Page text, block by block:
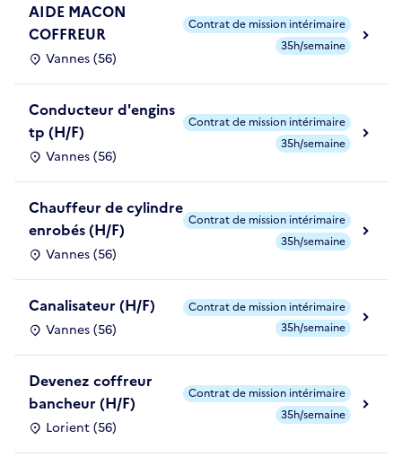
AIDE MACON
COFFREUR
Vannes (56)
Contrat de mission intérimaire
35h/semaine
Conducteur d'engins
tp (H/F)
Vannes (56)
Contrat de mission intérimaire
35h/semaine
Chauffeur de cylindre
enrobés (H/F)
Vannes (56)
Contrat de mission intérimaire
35h/semaine
Canalisateur (H/F)
Vannes (56)
Contrat de mission intérimaire
35h/semaine
Devenez coffreur
bancheur (H/F)
Lorient (56)
Contrat de mission intérimaire
35h/semaine